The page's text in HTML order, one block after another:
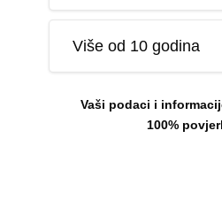
Više od 10 godina
Vaši podaci i
100%